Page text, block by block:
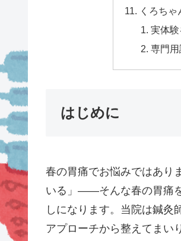
くろちゃ
実体験
専門
はじめに
春の胃痛でお悩みではあり
いる」——そんな春の胃痛
しになります。当院は鍼灸
アプローチから整えてまい